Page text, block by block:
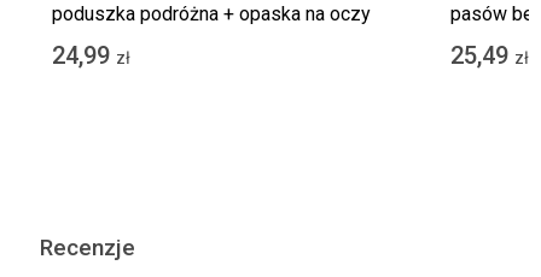
poduszka podróżna + opaska na oczy
24,99 zł
pasów
25,49 zł
Recenzje